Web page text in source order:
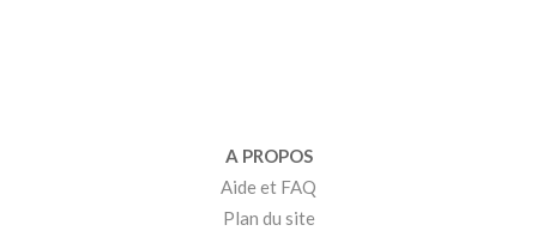
A PROPOS
Aide et FAQ
Plan du site